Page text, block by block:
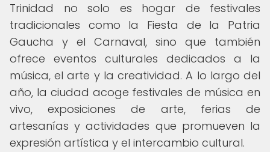
Trinidad no solo es hogar de festivales
tradicionales como la Fiesta de la Patria
Gaucha y el Carnaval, sino que también
ofrece eventos culturales dedicados a la
música, el arte y la creatividad. A lo largo del
año, la ciudad acoge festivales de música en
vivo, exposiciones de arte, ferias de
artesanías y actividades que promueven la
expresión artística y el intercambio cultural.